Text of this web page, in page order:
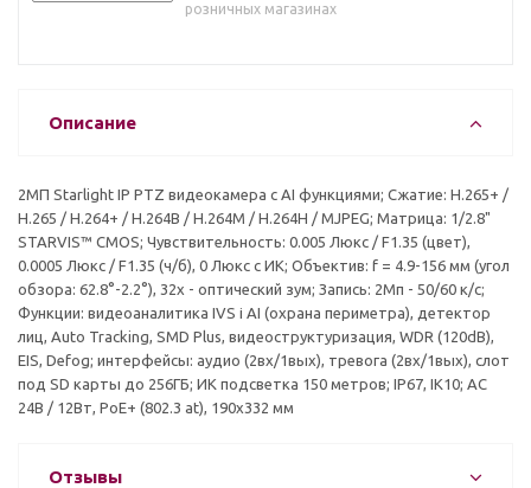
розничных магазинах
Описание
2МП Starlight IP PTZ видеокамера с AI функциями; Сжатие: H.265+ /
H.265 / H.264+ / H.264B / H.264M / H.264H / MJPEG; Матрица: 1/2.8"
STARVIS™ CMOS; Чувствительность: 0.005 Люкс / F1.35 (цвет),
0.0005 Люкс / F1.35 (ч/б), 0 Люкс с ИК; Объектив: f = 4.9-156 мм (угол
обзора: 62.8°-2.2°), 32x - оптический зум; Запись: 2Мп - 50/60 к/с;
Функции: видеоаналитика IVS і AI (охрана периметра), детектор
лиц, Auto Tracking, SMD Plus, видеоструктуризация, WDR (120dB),
EIS, Defog; интерфейсы: аудио (2вх/1вых), тревога (2вх/1вых), слот
под SD карты до 256ГБ; ИК подсветка 150 метров; IP67, IK10; AC
24В / 12Вт, PoE+ (802.3 at), 190x332 мм
Отзывы